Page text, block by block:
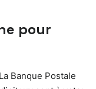
pour
Banque Postale